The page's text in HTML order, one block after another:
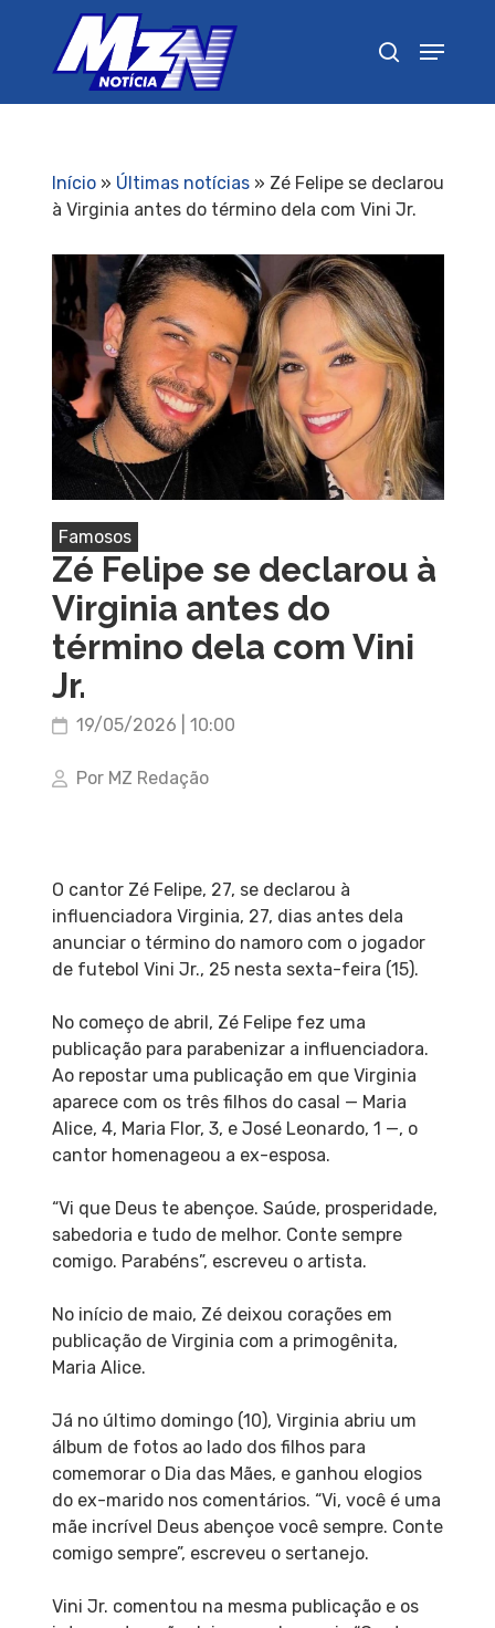
Início» Últimas notícias» Zé Felipe se declarou
à Virginia antes do término dela com Vini Jr.
Famosos
Zé Felipe se declarou à
Virginia antes do
término dela com Vini
Jr.
19/05/2026 | 10:00
Por MZ Redação
O cantor Zé Felipe, 27, se declarou à
influenciadora Virginia, 27, dias antes dela
anunciar o término do namoro com o jogador
de futebol Vini Jr., 25 nesta sexta-feira (15).
No começo de abril, Zé Felipe fez uma
publicação para parabenizar a influenciadora.
Ao repostar uma publicação em que Virginia
aparece com os três filhos do casal — Maria
Alice, 4, Maria Flor, 3, e José Leonardo, 1 —, o
cantor homenageou a ex-esposa.
“Vi que Deus te abençoe. Saúde, prosperidade,
sabedoria e tudo de melhor. Conte sempre
comigo. Parabéns”, escreveu o artista.
No início de maio, Zé deixou corações em
publicação de Virginia com a primogênita,
Maria Alice.
Já no último domingo (10), Virginia abriu um
álbum de fotos ao lado dos filhos para
comemorar o Dia das Mães, e ganhou elogios
do ex-marido nos comentários. “Vi, você é uma
mãe incrível Deus abençoe você sempre. Conte
comigo sempre”, escreveu o sertanejo.
Vini Jr. comentou na mesma publicação e os